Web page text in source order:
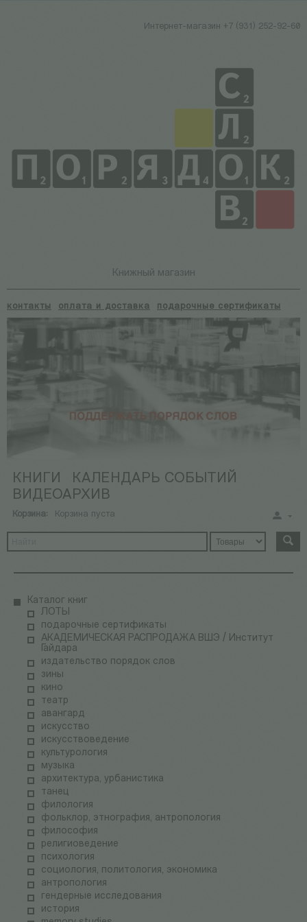
Интернет-магазин +7 (931) 252-92-60
Книжный магазин
контакты оплата и доставка подарочные сертификаты
КНИГИ
КАЛЕНДАРЬ СОБЫТИЙ
ВИДЕОАРХИВ
Корзина: Корзина пуста
Каталог книг
ЛОТЫ
подарочные сертификаты
АКАДЕМИЧЕСКАЯ РАСПРОДАЖА ВШЭ / Институт
Гайдара
издательство порядок слов
зины
кино
театр
авангард
искусство
искусствоведение
культурология
музыка
архитектура, урбанистика
танец
филология
фольклор, этнография, антропология
философия
религиоведение
психология
социология, политология, экономика
антропология
гендерные исследования
история